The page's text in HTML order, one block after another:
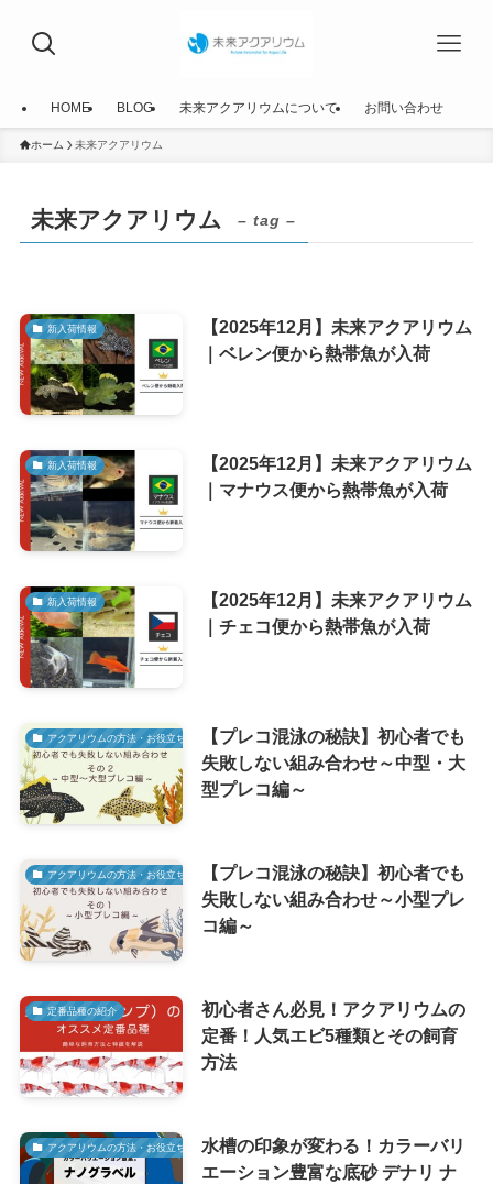
HOME BLOG 未来アクアリウムについて お問い合わせ
ホーム 未来アクアリウム
未来アクアリウム – tag –
新入荷情報
【2025年12月】未来アクアリウム
｜ベレン便から熱帯魚が入荷
新入荷情報
【2025年12月】未来アクアリウム
｜マナウス便から熱帯魚が入荷
新入荷情報
【2025年12月】未来アクアリウム
｜チェコ便から熱帯魚が入荷
アクアリウムの方法・お役立ち情報
【プレコ混泳の秘訣】初心者でも
失敗しない組み合わせ～中型・大
型プレコ編～
アクアリウムの方法・お役立ち情報
【プレコ混泳の秘訣】初心者でも
失敗しない組み合わせ～小型プレ
コ編～
定番品種の紹介
初心者さん必見！アクアリウムの
定番！人気エビ5種類とその飼育
方法
アクアリウムの方法・お役立ち情報水槽の印象が変わる！カラーバリ
エーション豊富な底砂 デナリ ナ